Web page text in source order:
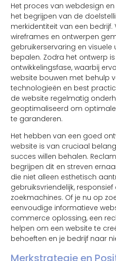
Het proces van webdesign
het begrijpen van de
merkidentiteit van een bedrijf.
wireframes en ontwerpen
gebruikerservaring en
bepalen. Zodra het ontwerp
ontwikkelingsfase, waarbij
website bouwen met behulp
technologieën en best
de website regelmatig
geoptimaliseerd om
te garanderen.
Het hebben van een goed
website is van cruciaal
succes willen behalen.
begrijpen dit en streven
die niet alleen esthetisch
gebruiksvriendelijk,
zoekmachines. Of je nu op
eenvoudige informatieve
commerce oplossing, een
helpen om een website te
behoeften en je bedrijf naar
Merkstrategie en